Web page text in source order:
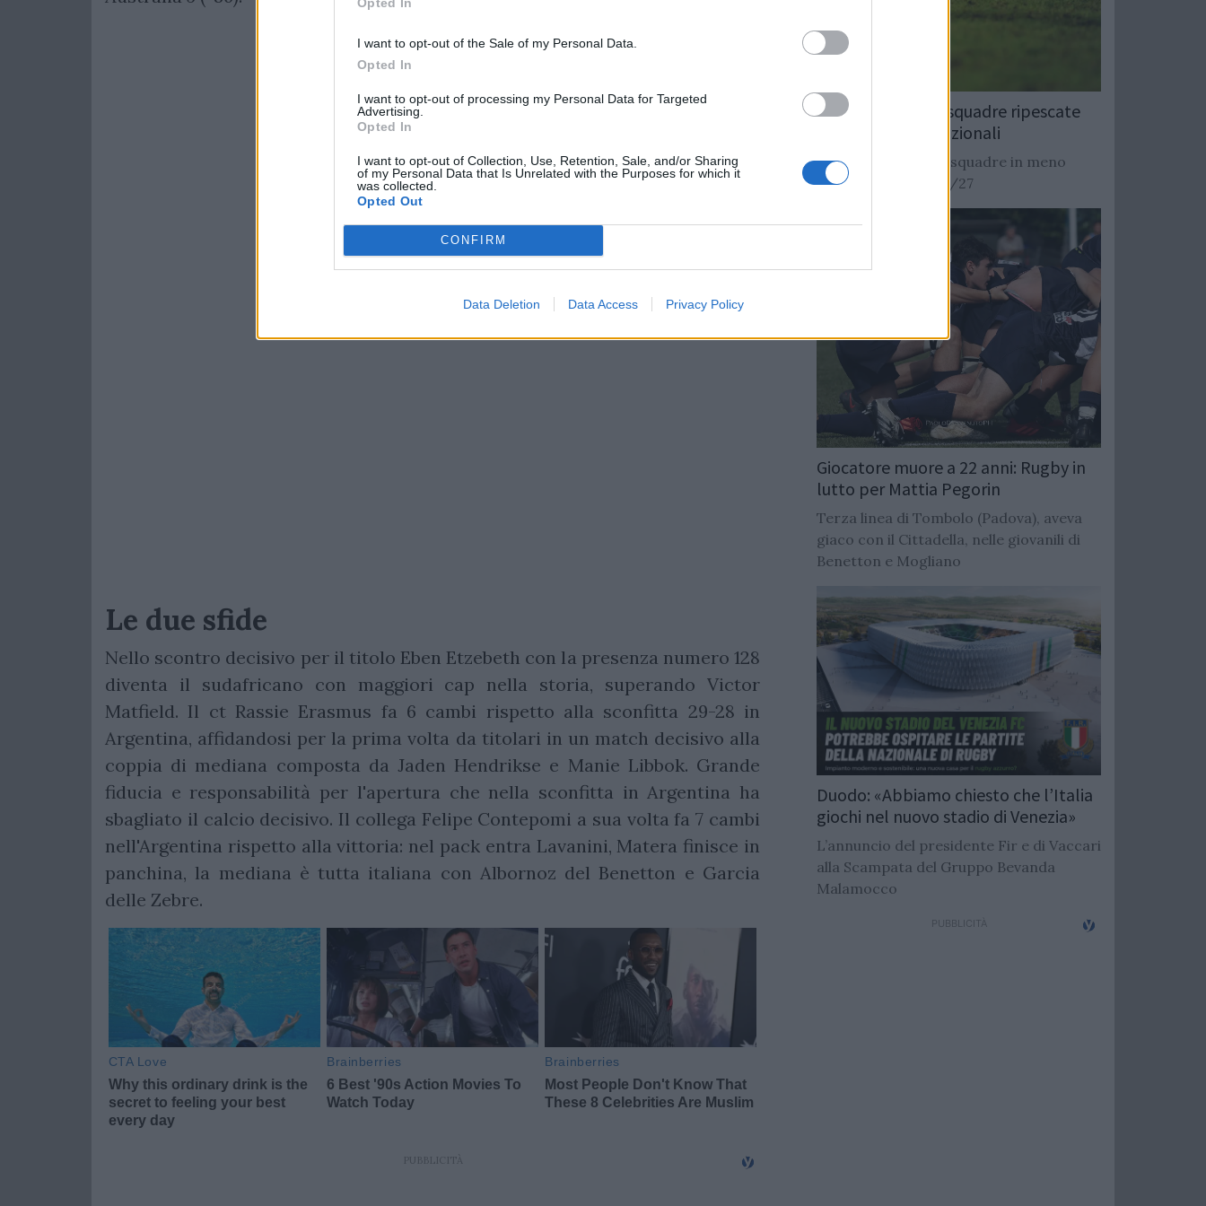
I want to opt-out of the Sale of my Personal Data.
Opted In
I want to opt-out of processing my Personal Data for Targeted
Advertising.
Opted In
I want to opt-out of Collection, Use, Retention, Sale, and/or Sharing
of my Personal Data that Is Unrelated with the Purposes for which it
was collected.
Opted Out
CONFIRM
Data Deletion Data Access Privacy Policy
Le due sfide
Nello scontro decisivo per il titolo Eben Etzebeth con la presenza numero 128
diventa il sudafricano con maggiori cap nella storia, superando Victor
Matfield. Il ct Rassie Erasmus fa 6 cambi rispetto alla sconfitta 29-28 in
Argentina, affidandosi per la prima volta da titolari in un match decisivo alla
coppia di mediana composta da Jaden Hendrikse e Manie Libbok. Grande
fiducia e responsabilità per l'apertura che nella sconfitta in Argentina ha
sbagliato il calcio decisivo. Il collega Felipe Contepomi a sua volta fa 7 cambi
nell'Argentina rispetto alla vittoria: nel pack entra Lavanini, Matera finisce in
panchina, la mediana è tutta italiana con Albornoz del Benetton e Garcia
delle Zebre.
Rugby: Record di squadre ripescate
nei campionati nazionali
Si stimano oltre 20 squadre in meno
dalla stagione 2026/27
Giocatore muore a 22 anni: Rugby in
lutto per Mattia Pegorin
Terza linea di Tombolo (Padova), aveva
giaco con il Cittadella, nelle giovanili di
Benetton e Mogliano
Duodo: «Abbiamo chiesto che l’Italia
giochi nel nuovo stadio di Venezia»
L’annuncio del presidente Fir e di Vaccari
alla Scampata del Gruppo Bevanda
Malamocco